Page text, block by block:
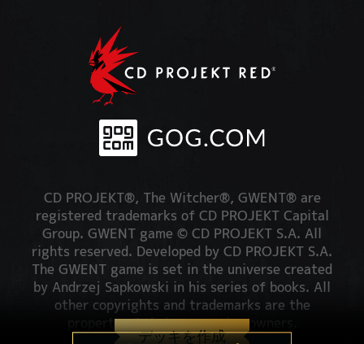
デッキを作成
CD PROJEKT®, The Witcher®, GWENT® are
registered trademarks of CD PROJEKT Capital
Group. GWENT game © CD PROJEKT S.A. All
rights reserved. Developed by CD PROJEKT S.A.
The GWENT game is set in the universe created
by Andrzej Sapkowski in his series of books. All
other copyrights and trademarks are the
property of their respective owners.